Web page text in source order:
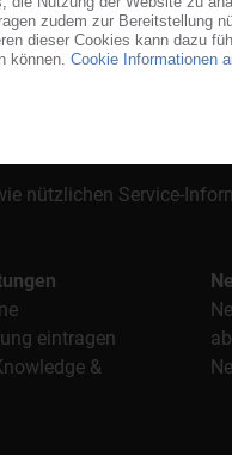
seit 1996 die Fach-
Berichterstattung ist
nützlichen Service-
eintragen
&